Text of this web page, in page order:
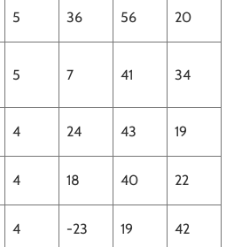
5 36 56 20
5 7 41 34
4 24 43 19
4 18 40 22
4 -23 19 42